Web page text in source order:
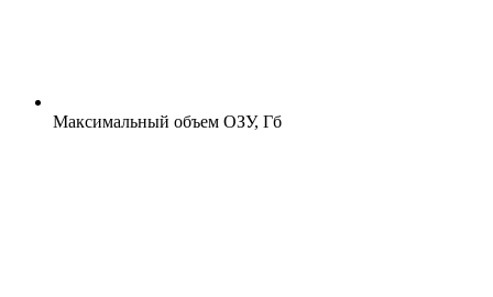
Максимальный объем ОЗУ, Гб